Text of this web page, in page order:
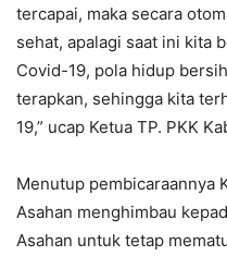
tercapai, maka secara
sehat, apalagi saat ini kita
Covid-19, pola hidup
terapkan, sehingga kita
19,” ucap Ketua TP. PKK
Menutup pembicaraannya
Asahan menghimbau
Asahan untuk tetap